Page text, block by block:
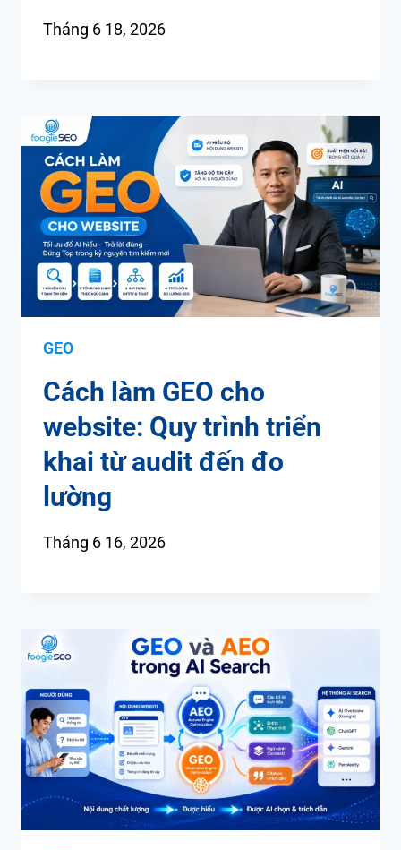
Tháng 6 18, 2026
GEO
Cách làm GEO cho
website: Quy trình triển
khai từ audit đến đo
lường
Tháng 6 16, 2026